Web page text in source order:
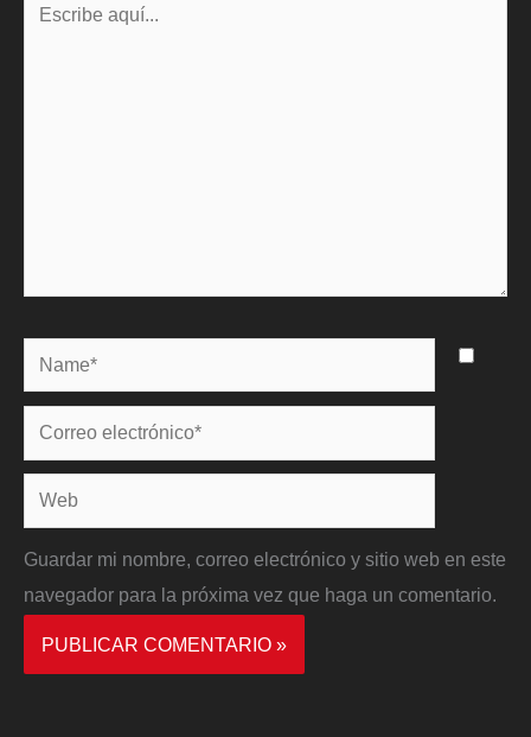
Name*
Correo
electrónico*
Web
Guardar mi nombre, correo electrónico y sitio web en este
navegador para la próxima vez que haga un comentario.